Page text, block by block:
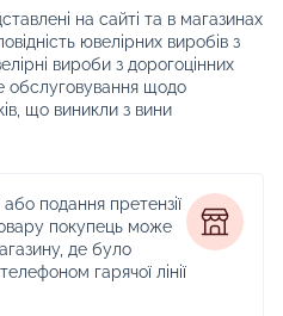
на сайті та в магазинах
ювелірних виробів з
вироби з дорогоцінних
обслуговування щодо
що виникли з вини
подання претензії
покупець може
де було
гарячої лінії